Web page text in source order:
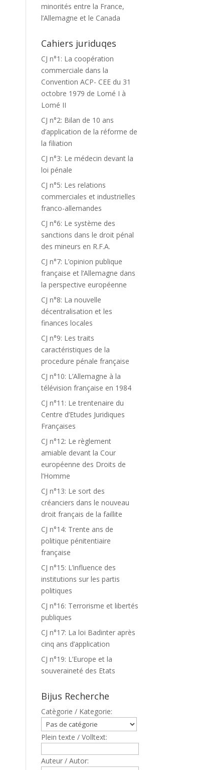
minorités entre la France,
l’Allemagne et le Canada
Cahiers juriduqes
CJ n°1: La coopération
commerciale dans la
Convention ACP- CEE du 31
octobre 1979 de Lomé I à
Lomé II
CJ n°2: Bilan de 10 ans
d’application de la réforme de
la filiation
CJ n°3: Le médecin devant la
loi pénale
CJ n°5: Les relations
commerciales et industrielles
franco-allemandes
CJ n°6: Le système des
sanctions dans le droit pénal
des mineurs en R.F.A.
CJ n°7: L’opinion publique
française et l’Allemagne dans
la perspective européenne
CJ n°8: La nouvelle
décentralisation et les
finances locales
CJ n°9: Les traits
caractéristiques de la
procedure pénale française
CJ n°10: L’Allemagne à la
télévision française en 1984
CJ n°11: Le trentenaire du
Centre d’Etudes Juridiques
Françaises
CJ n°12: Le règlement
amiable devant la Cour
européenne des Droits de
l’Homme
CJ n°13: Le sort des
créanciers dans le nouveau
droit français de la faillite
CJ n°14: Trente ans de
politique pénitentiaire
française
CJ n°15: L’influence des
institutions sur les partis
politiques
CJ n°16: Terrorisme et libertés
publiques
CJ n°17: La loi Badinter après
cinq ans d’application
CJ n°19: L’Europe et la
souveraineté des Etats
Bijus Recherche
Catègorie / Kategorie:
Plein texte / Volltext:
Auteur / Autor: